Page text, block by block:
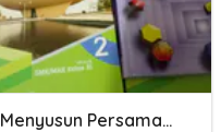
Menyusun Persamaan Kuadrat Baru